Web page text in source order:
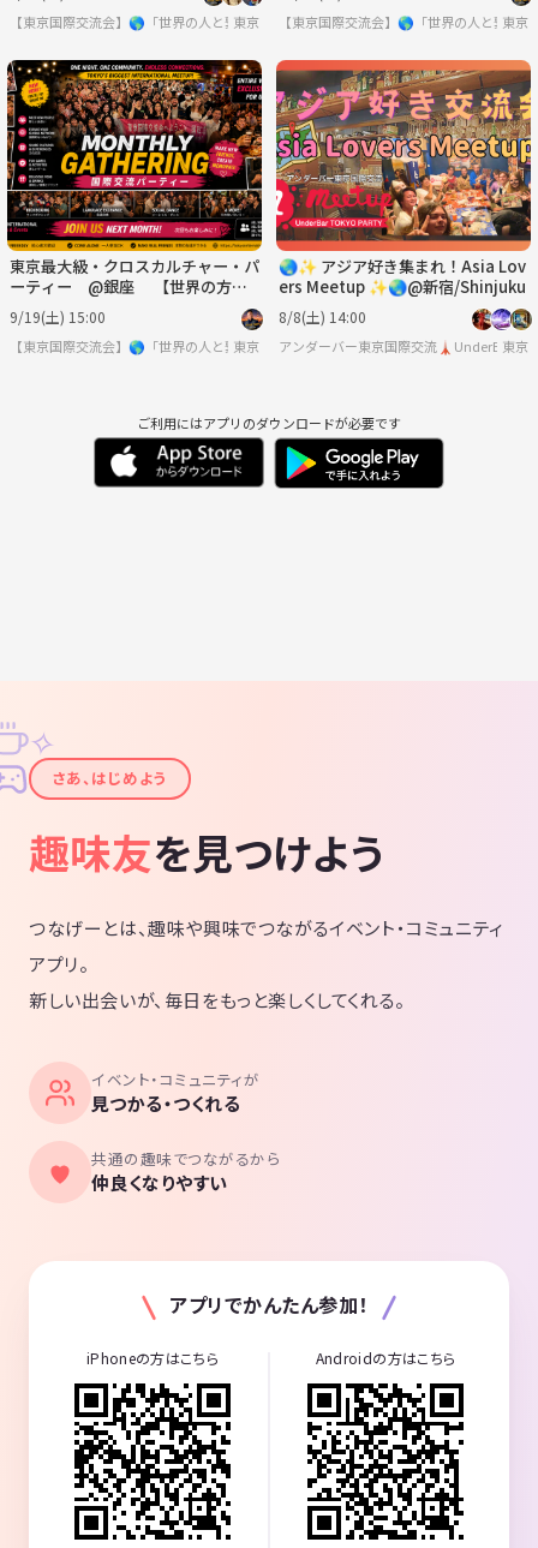
【東京国際交流会】🌎「世界の人と繋りたい」違う世界見てみたい方は必見 ※英語喋
東京 【東京国際交流会】🌎「世界の人と繋り
東京
東京最大級・クロスカルチャー・パ
ーティー @銀座 【世界の方と
出会える場】※英語喋れなくてもO
K
9/19(土) 15:00
【東京国際交流会】🌎「世界の人と繋りたい」違う世界見てみたい方は必見 ※英語喋
東京
🌏✨ アジア好き集まれ！Asia Lov
ers Meetup ✨🌏@新宿/Shinjuku
8/8(土) 14:00
アンダーバー東京国際交流🗼UnderBar東京
ご利用にはアプリのダウンロードが必要です
✦
✧
さあ、はじめよう
趣味友を見つけよう
つなげーとは、趣味や興味でつながるイベント・コミュニティ
アプリ。
新しい出会いが、毎日をもっと楽しくしてくれる。
イベント・コミュニティが
見つかる・つくれる
共通の趣味でつながるから
仲良くなりやすい
アプリでかんたん参加！
iPhoneの方はこちら Androidの方はこちら